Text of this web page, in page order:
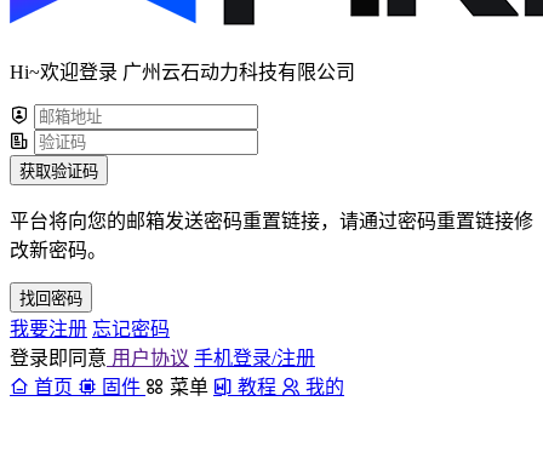
Hi~欢迎登录 广州云石动力科技有限公司
获取验证码
平台将向您的邮箱发送密码重置链接，请通过密码重置链接修
改新密码。
找回密码
我要注册 忘记密码
登录即同意 用户协议 手机登录/注册
首页
固件 菜单 教程 我的